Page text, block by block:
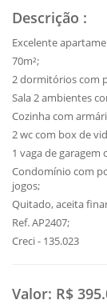
Descrição :
Excelente
70m²;
2 dormitórios com
Sala 2 ambientes
Cozinha com
2 wc com box de
1 vaga de garagem
Condomínio com
jogos;
Quitado, aceita
Ref. AP2407;
Creci - 135.023
Valor: R$